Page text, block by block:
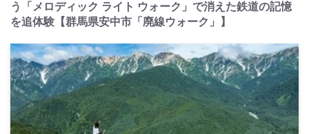
う「メロディック ライト ウォーク」で消えた鉄道の記憶
を追体験【群馬県安中市「廃線ウォーク」】